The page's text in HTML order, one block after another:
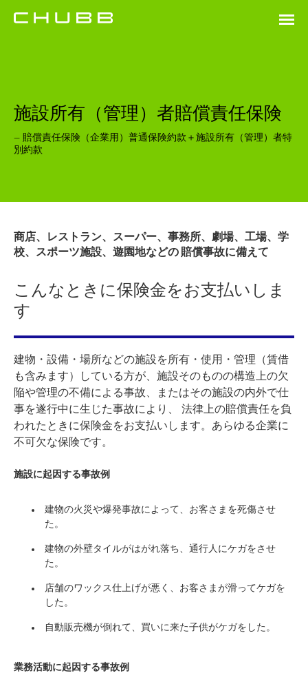
施設所有（管理）者賠償責任保険
— 賠償責任保険（企業用）普通保険約款＋施設所有（管理）者特
別約款
商店、レストラン、スーパー、事務所、劇場、工場、学
校、スポーツ施設、遊園地などの 賠償事故に備えて
こんなときに保険金をお支払いしま
す
建物・設備・場所などの施設を所有・使用・管理（賃借
も含みます）している方が、施設そのものの構造上の欠
陥や管理の不備による事故、またはその施設の内外で仕
事を遂行中に生じた事故により、 法律上の賠償責任を負
われたときに保険金をお支払いします。あらゆる企業に
不可欠な保険です。
施設に起因する事故例
建物の火災や爆発事故によって、お客さまを死傷させ
た。
建物の外壁タイルがはがれ落ち、通行人にケガをさせ
た。
店舗のワックス仕上げが悪く、お客さまが滑ってケガを
した。
自動販売機が倒れて、買いに来た子供がケガをした。
業務活動に起因する事故例